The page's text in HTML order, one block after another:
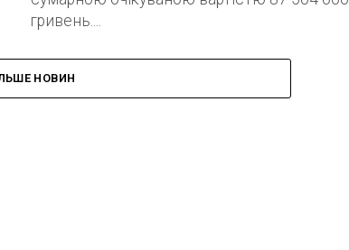
гривень....
НОВИН